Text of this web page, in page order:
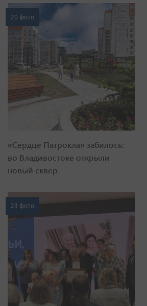
20 фото
«Сердце Патрокла» забилось:
во Владивостоке открыли
новый сквер
23 фото